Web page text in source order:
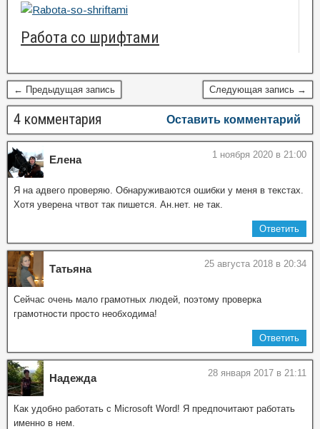
Работа со шрифтами
← Предыдущая запись Следующая запись →
4 комментария Оставить комментарий
Елена 1 ноября 2020 в 21:00
Я на адвего проверяю. Обнаруживаются ошибки у меня в текстах.
Хотя уверена чтвот так пишется. Ан.нет. не так.
Ответить
Татьяна 25 августа 2018 в 20:34
Сейчас очень мало грамотных людей, поэтому проверка
грамотности просто необходима!
Ответить
Надежда 28 января 2017 в 21:11
Как удобно работать с Microsoft Word! Я предпочитают работать
именно в нем.